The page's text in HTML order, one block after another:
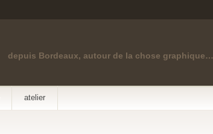
depuis Bordeaux, autour de la chose graphique…
atelier